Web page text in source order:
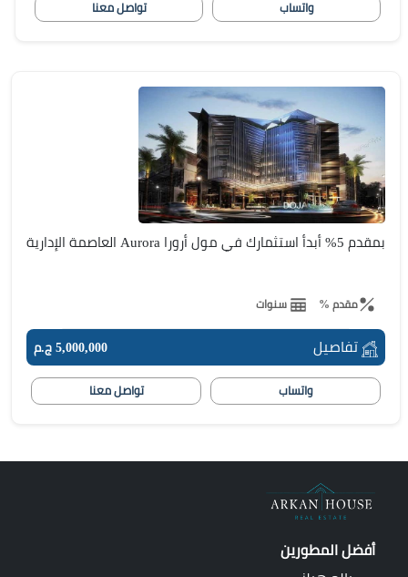
واتساب تواصل معنا
بمقدم 5% أبدأ استثمارك في مول أرورا Aurora العاصمة الإدارية
مقدم % سنوات
تفاصيل 5,000,000 ج.م
واتساب تواصل معنا
أفضل المطورين